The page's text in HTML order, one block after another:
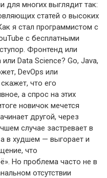
для многих выглядит так:
статей о высоких
я стал программистом с
с бесплатными
Фронтенд или
Data Science? Go, Java,
DevOps или
что его
а спрос на этих
новичок мечется
другой, через
случае застревает в
в худшем — выгорает и
что
Но проблема часто не в
отсутствии